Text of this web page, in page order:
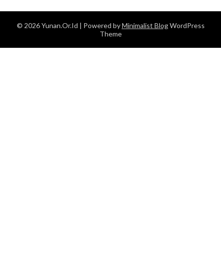
© 2026 Yunan.Or.Id | Powered byMinimalist BlogWordPress
Theme